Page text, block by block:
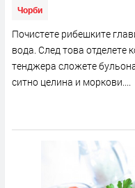
Чорби
Почистете рибешките
вода. След това отделете
тенджера сложете
ситно целина и моркови....